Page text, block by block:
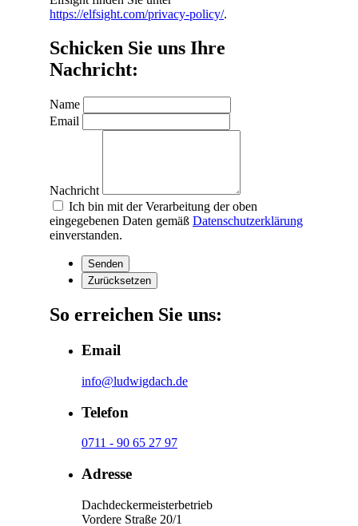
https://elfsight.com/privacy-policy/.
Schicken Sie uns Ihre
Nachricht:
Name
Email
Nachricht
Ich bin mit der Verarbeitung der oben
eingegebenen Daten gemäß Datenschutzerklärung
einverstanden.
So erreichen Sie uns:
Email
info@ludwigdach.de
Telefon
0711 - 90 65 27 97
Adresse
Dachdeckermeisterbetrieb
Vordere Straße 20/1